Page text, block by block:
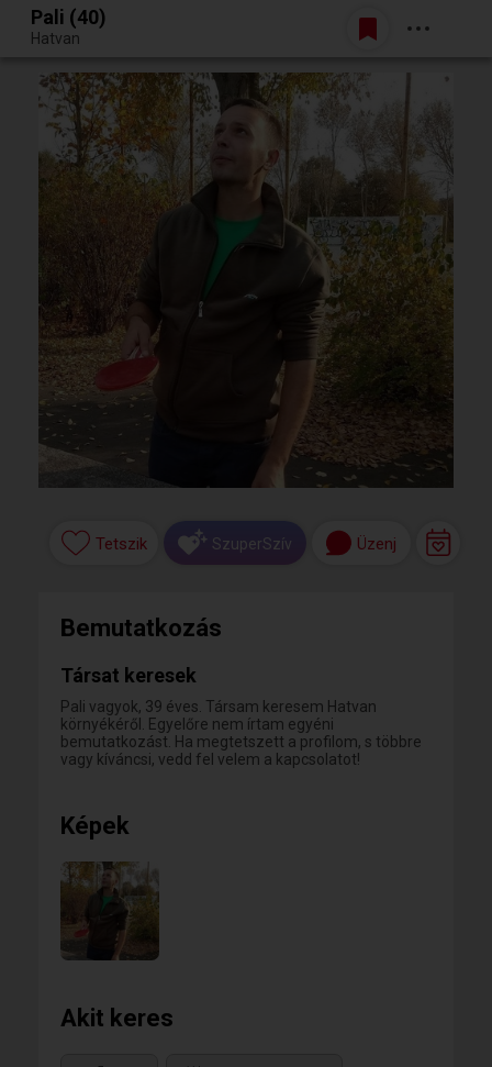
Egy jó randiból bármi lehet.
Belépés
Pali (40)
Hatvan
Tetszik SzuperSzív Üzenj
Bemutatkozás
Társat keresek
Pali vagyok, 39 éves. Társam keresem Hatvan
környékéről. Egyelőre nem írtam egyéni
bemutatkozást. Ha megtetszett a profilom, s többre
vagy kíváncsi, vedd fel velem a kapcsolatot!
Képek
Akit keres